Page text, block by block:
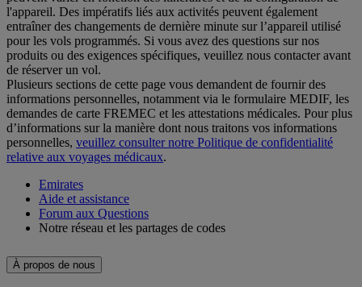
l'appareil. Des impératifs liés aux activités peuvent également
entraîner des changements de dernière minute sur l’appareil utilisé
pour les vols programmés. Si vous avez des questions sur nos
produits ou des exigences spécifiques, veuillez nous contacter avant
de réserver un vol.
Plusieurs sections de cette page vous demandent de fournir des
informations personnelles, notamment via le formulaire MEDIF, les
demandes de carte FREMEC et les attestations médicales. Pour plus
d’informations sur la manière dont nous traitons vos informations
personnelles, veuillez consulter notre Politique de confidentialité
relative aux voyages médicaux.
Emirates
Aide et assistance
Forum aux Questions
Notre réseau et les partages de codes
À propos de nous